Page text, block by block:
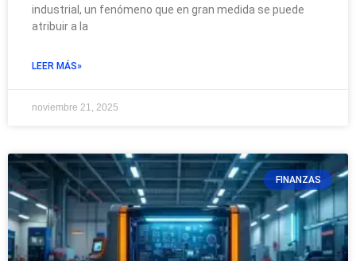
industrial, un fenómeno que en gran medida se puede
atribuir a la
LEER MÁS»
noviembre 21, 2025
FINANZAS